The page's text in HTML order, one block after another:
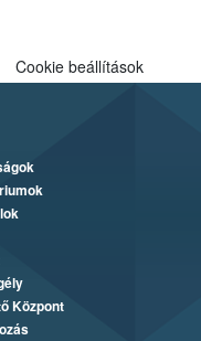
Cookie beállítások
Központ